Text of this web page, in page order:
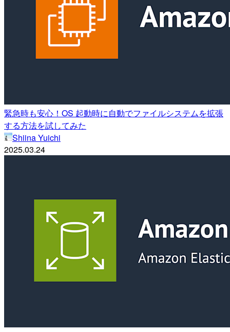
緊急時も安心！OS 起動時に自動でファイルシステムを拡張
する方法を試してみた
Shiina Yuichi
2025.03.24